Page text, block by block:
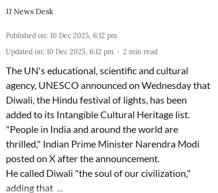
JJ News Desk
Published on: 10 Dec 2025, 6:12 pm
Updated on: 10 Dec 2025, 6:12 pm 2 min read
The UN's educational, scientific and cultural
agency, UNESCO announced on Wednesday that
Diwali, the Hindu festival of lights, has been
added to its Intangible Cultural Heritage list.
"People in India and around the world are
thrilled," Indian Prime Minister Narendra Modi
posted on X after the announcement.
He called Diwali "the soul of our civilization,"
adding that ...